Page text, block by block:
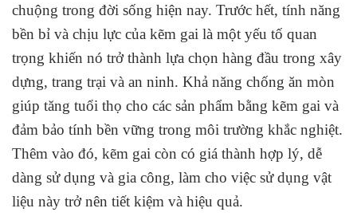
chuộng trong đời sống hiện nay. Trước hết, tính năng
bền bỉ và chịu lực của kẽm gai là một yếu tố quan
trọng khiến nó trở thành lựa chọn hàng đầu trong xây
dựng, trang trại và an ninh. Khả năng chống ăn mòn
giúp tăng tuổi thọ cho các sản phẩm bằng kẽm gai và
đảm bảo tính bền vững trong môi trường khắc nghiệt.
Thêm vào đó, kẽm gai còn có giá thành hợp lý, dễ
dàng sử dụng và gia công, làm cho việc sử dụng vật
liệu này trở nên tiết kiệm và hiệu quả.